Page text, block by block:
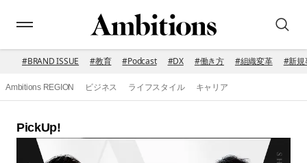
#BRAND ISSUE #教育 #Podcast #DX #働き方 #組織変革 #新規
Ambitions REGION ビジネス ライフスタイル キャリア
PickUp!